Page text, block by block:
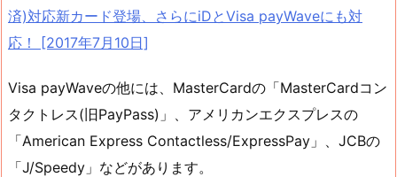
済)対応新カード登場、さらにiDとVisa payWaveにも対
応！ [2017年7月10日]
Visa payWaveの他には、MasterCardの「MasterCardコン
タクトレス(旧PayPass)」、アメリカンエクスプレスの
「American Express Contactless/ExpressPay」、JCBの
「J/Speedy」などがあります。